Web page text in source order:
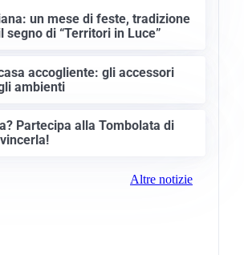
un mese di feste, tradizione
segno di “Territori in Luce”
accogliente: gli accessori
ambienti
Partecipa alla Tombolata di
Altre notizie